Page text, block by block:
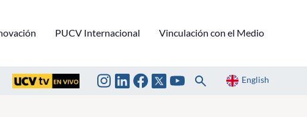
PUCV Internacional Vinculación con el Medio
English